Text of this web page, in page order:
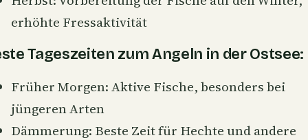
erhöhte Fressaktivität
Tageszeiten zum Angeln in der Ostsee:
Früher Morgen: Aktive Fische, besonders bei
jüngeren Arten
Dämmerung: Beste Zeit für Hechte und andere